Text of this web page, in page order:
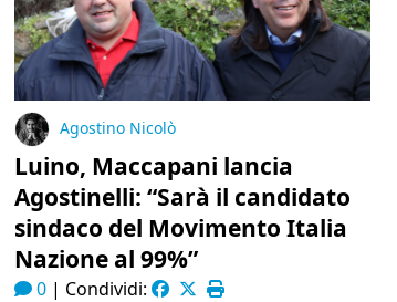
Agostino Nicolò
Luino, Maccapani lancia
Agostinelli: “Sarà il candidato
sindaco del Movimento Italia
Nazione al 99%”
0 | Condividi: